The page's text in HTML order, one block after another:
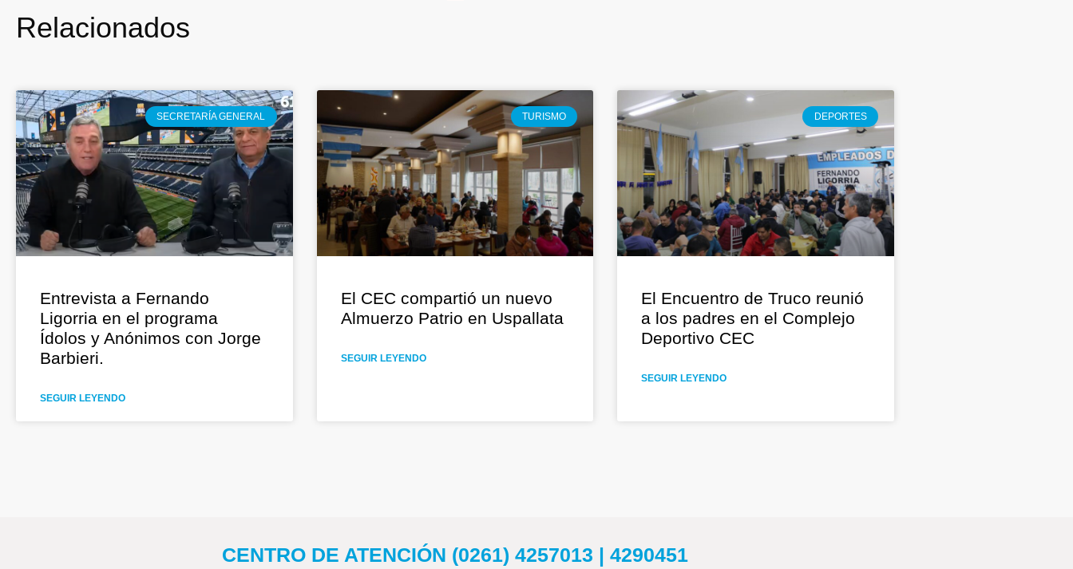
Relacionados
SECRETARÍA GENERAL
Entrevista a Fernando
Ligorria en el programa
Ídolos y Anónimos con Jorge
Barbieri.
SEGUIR LEYENDO
TURISMO
El CEC compartió un nuevo
Almuerzo Patrio en Uspallata
SEGUIR LEYENDO
DEPORTES
El Encuentro de Truco reunió
a los padres en el Complejo
Deportivo CEC
SEGUIR LEYENDO
CENTRO DE ATENCIÓN (0261) 4257013 | 4290451